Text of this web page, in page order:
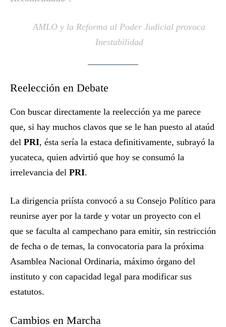
AMLO y la Reforma al Poder Judicial provoca
Inestabilidad
Reelección en Debate
Con buscar directamente la reelección ya me parece
que, si hay muchos clavos que se le han puesto al ataúd
del PRI, ésta sería la estaca definitivamente, subrayó la
yucateca, quien advirtió que hoy se consumó la
irrelevancia del PRI.
La dirigencia priísta convocó a su Consejo Político para
reunirse ayer por la tarde y votar un proyecto con el
que se faculta al campechano para emitir, sin restricción
de fecha o de temas, la convocatoria para la próxima
Asamblea Nacional Ordinaria, máximo órgano del
instituto y con capacidad legal para modificar sus
estatutos.
Cambios en Marcha